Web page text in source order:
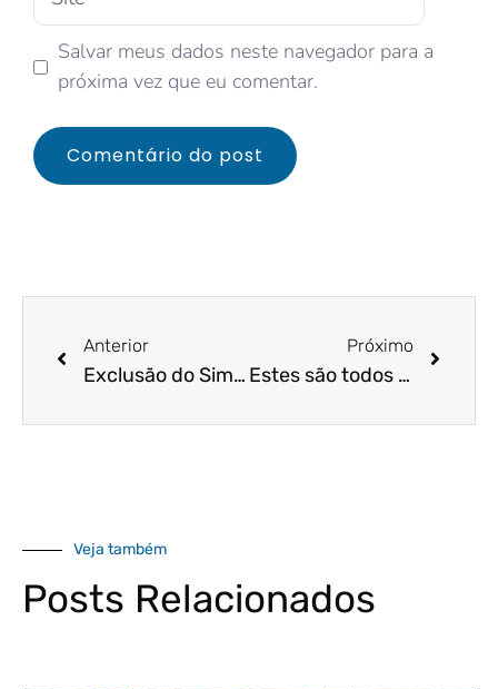
Salvar meus dados neste navegador para a
próxima vez que eu comentar.
Anterior
Exclusão do Simples Nacional – como funciona?
Próximo
Estes são todos os impostos que constam no Simples Nacional! Confira!
Veja também
Posts Relacionados